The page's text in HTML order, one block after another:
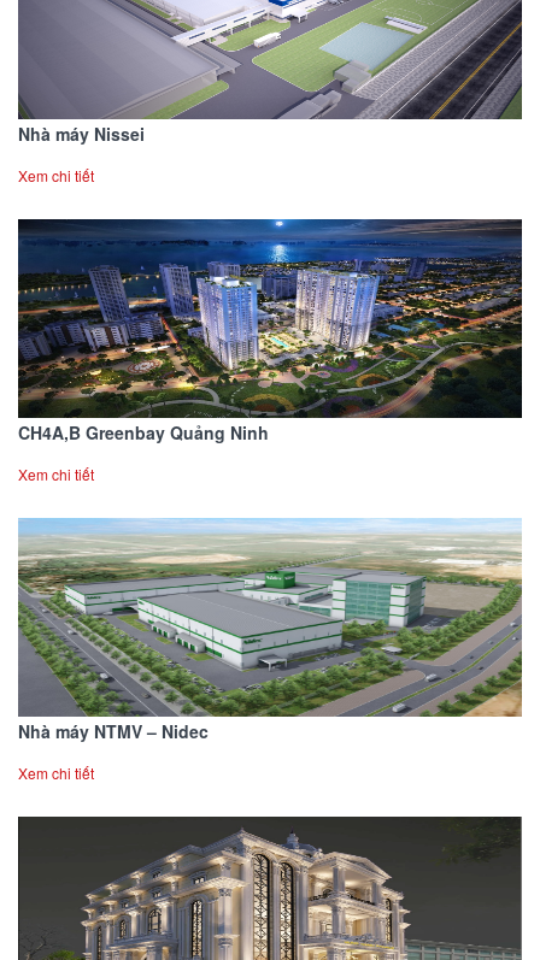
Nhà máy Nissei
Xem chi tiết
CH4A,B Greenbay Quảng Ninh
Xem chi tiết
Nhà máy NTMV – Nidec
Xem chi tiết